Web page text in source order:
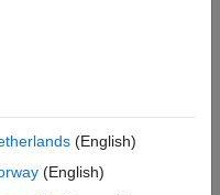
Package for IVI
Package for IVI and
(English)
(English)